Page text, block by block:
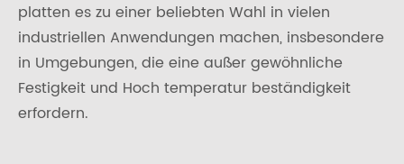
platten es zu einer beliebten Wahl in vielen
industriellen Anwendungen machen, insbesondere
in Umgebungen, die eine außer gewöhnliche
Festigkeit und Hoch temperatur beständigkeit
erfordern.